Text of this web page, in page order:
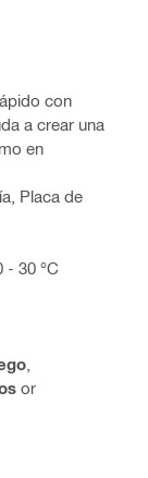
con
a crear una
en
Placa de
- 30 °C
or